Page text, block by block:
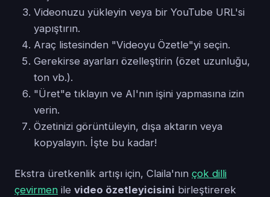
Videonuzu yükleyin veya bir YouTube URL'si
yapıştırın.
Araç listesinden "Videoyu Özetle"yi seçin.
Gerekirse ayarları özelleştirin (özet uzunluğu,
ton vb.).
"Üret"e tıklayın ve AI'nın işini yapmasına izin
verin.
Özetinizi görüntüleyin, dışa aktarın veya
kopyalayın. İşte bu kadar!
Ekstra üretkenlik artışı için, Claila'nın çok dilli
çevirmen ile video özetleyicisini birleştirerek